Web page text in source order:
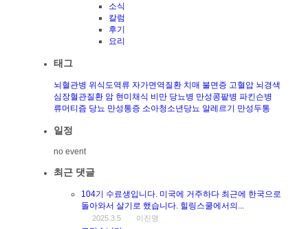
소식
칼럼
후기
요리
태그
뇌혈관병 위식도역류 자가면역질환 치매 불면증 고혈압 뇌경색
심장혈관질환 암 현미채식 비만 당뇨병 만성콩팥병 파킨슨병
류머티즘 당뇨 만성통증 소아청소년당뇨 알레르기 만성두통
일정
no event
최근 댓글
104기 수료생입니다. 미국에 거주하다 최근에 한국으로
돌아와서 살기로 했습니다. 힐링스쿨에서의...
2025.3.5 이진명